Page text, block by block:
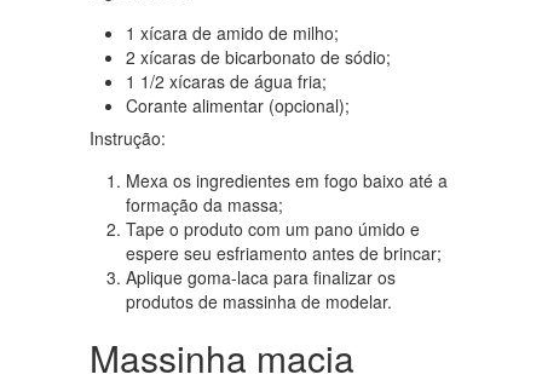
1 xícara de amido de milho;
2 xícaras de bicarbonato de sódio;
1 1/2 xícaras de água fria;
Corante alimentar (opcional);
Instrução:
Mexa os ingredientes em fogo baixo até a
formação da massa;
Tape o produto com um pano úmido e
espere seu esfriamento antes de brincar;
Aplique goma-laca para finalizar os
produtos de massinha de modelar.
Massinha macia